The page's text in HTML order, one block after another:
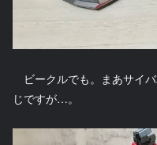
ビークルでも。まあサイ
じですが…。